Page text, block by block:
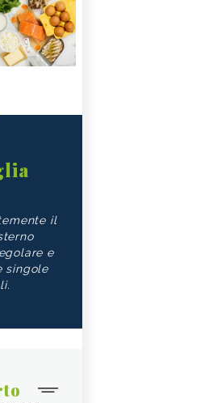
il
e
singole